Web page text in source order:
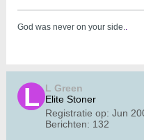
God was never on your side..
L Green
Elite Stoner
Registratie op: Jun
Berichten: 132